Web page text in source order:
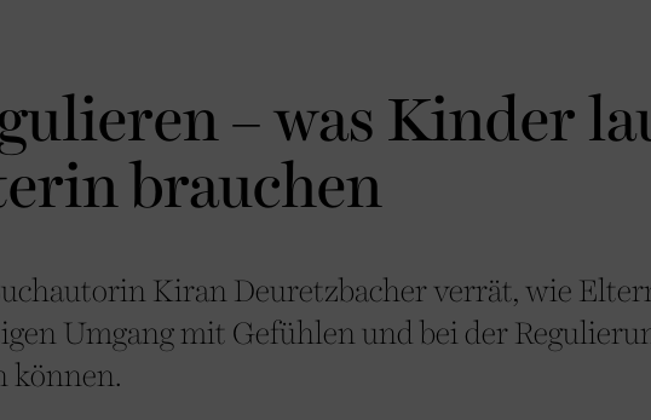
– was Kinder
brauchen
Kiran Deuretzbacher verrät, wie
Umgang mit Gefühlen und bei der
können.